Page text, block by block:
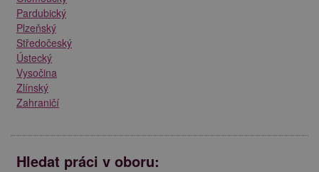
Pardubický
Plzeňský
Středočeský
Ústecký
Vysočina
Zlínský
Zahraničí
Hledat práci v oboru: